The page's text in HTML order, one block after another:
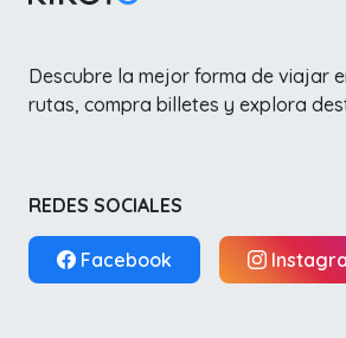
Descubre la mejor forma de viajar
rutas, compra billetes y explora
REDES SOCIALES
Facebook